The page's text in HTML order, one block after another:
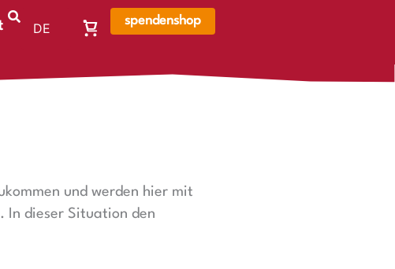
DE
Warenkorb,
ist
spendenshop
und werden hier mit
In dieser Situation den